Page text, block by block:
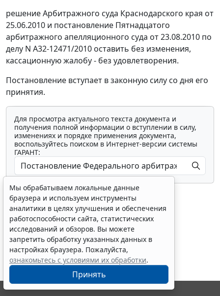
решение Арбитражного суда Краснодарского края от
25.06.2010 и постановление Пятнадцатого
арбитражного апелляционного суда от 23.08.2010 по
делу N А32-12471/2010 оставить без изменения,
кассационную жалобу - без удовлетворения.
Постановление вступает в законную силу со дня его
принятия.
Для просмотра актуального текста документа и
получения полной информации о вступлении в силу,
изменениях и порядке применения документа,
воспользуйтесь поиском в Интернет-версии системы
ГАРАНТ:
Показать все материалы
Мы обрабатываем локальные данные
браузера и используем инструменты
аналитики в целях улучшения и обеспечения
работоспособности сайта, статистических
исследований и обзоров. Вы можете
запретить обработку указанных данных в
настройках браузера. Пожалуйста,
ознакомьтесь с условиями их обработки.
Принять